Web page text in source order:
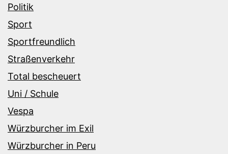
Politik
Sport
Sportfreundlich
Straßenverkehr
Total bescheuert
Uni / Schule
Vespa
Würzburcher im Exil
Würzburcher in Peru